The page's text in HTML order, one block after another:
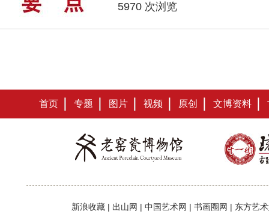
5970 次浏览
首页 专题 图片 视频 原创 文博资料
新浪收藏 | 出山网 | 中国艺术网 | 书画圈网 | 东方艺